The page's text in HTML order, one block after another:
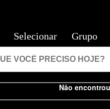
Não
Selecionar Grupo